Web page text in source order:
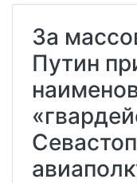
За
Путин